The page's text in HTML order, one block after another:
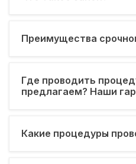
Преимущества
Где проводить
предлагаем? Наши
Какие процедуры